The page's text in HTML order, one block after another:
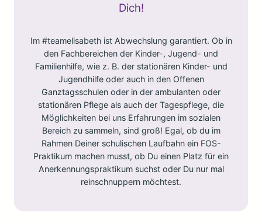
Dich!
Im #teamelisabeth ist Abwechslung garantiert. Ob in
den Fachbereichen der Kinder-, Jugend- und
Familienhilfe, wie z. B. der stationären Kinder- und
Jugendhilfe oder auch in den Offenen
Ganztagsschulen oder in der ambulanten oder
stationären Pflege als auch der Tagespflege, die
Möglichkeiten bei uns Erfahrungen im sozialen
Bereich zu sammeln, sind groß! Egal, ob du im
Rahmen Deiner schulischen Laufbahn ein FOS-
Praktikum machen musst, ob Du einen Platz für ein
Anerkennungspraktikum suchst oder Du nur mal
reinschnuppern möchtest.